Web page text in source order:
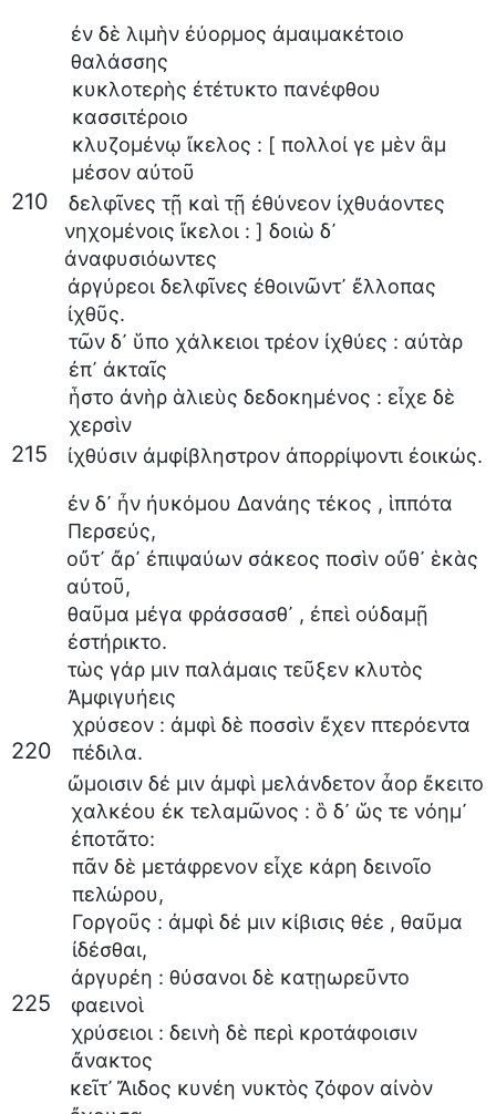
ἐν δὲ λιμὴν ἐύορμος ἀμαιμακέτοιο
θαλάσσης
κυκλοτερὴς ἐτέτυκτο πανέφθου
κασσιτέροιο
κλυζομένῳ ἴκελος : [ πολλοί γε μὲν ἂμ
μέσον αὐτοῦ
210 δελφῖνες τῇ καὶ τῇ ἐθύνεον ἰχθυάοντες
νηχομένοις ἴκελοι : ] δοιὼ δ᾽
ἀναφυσιόωντες
ἀργύρεοι δελφῖνες ἐθοινῶντ᾽ ἔλλοπας
ἰχθῦς.
τῶν δ᾽ ὕπο χάλκειοι τρέον ἰχθύες : αὐτὰρ
ἐπ᾽ ἀκταῖς
ἧστο ἀνὴρ ἁλιεὺς δεδοκημένος : εἶχε δὲ
χερσὶν
215 ἰχθύσιν ἀμφίβληστρον ἀπορρίψοντι ἐοικώς.
ἐν δ᾽ ἦν ἠυκόμου Δανάης τέκος , ἱππότα
Περσεύς,
οὔτ᾽ ἄρ᾽ ἐπιψαύων σάκεος ποσὶν οὔθ᾽ ἑκὰς
αὐτοῦ,
θαῦμα μέγα φράσσασθ᾽ , ἐπεὶ οὐδαμῇ
ἐστήρικτο.
τὼς γάρ μιν παλάμαις τεῦξεν κλυτὸς
Ἀμφιγυήεις
220
χρύσεον : ἀμφὶ δὲ ποσσὶν ἔχεν πτερόεντα
πέδιλα.
ὤμοισιν δέ μιν ἀμφὶ μελάνδετον ἆορ ἔκειτο
χαλκέου ἐκ τελαμῶνος : ὃ δ᾽ ὥς τε νόημ᾽
ἐποτᾶτο:
πᾶν δὲ μετάφρενον εἶχε κάρη δεινοῖο
πελώρου,
Γοργοῦς : ἀμφὶ δέ μιν κίβισις θέε , θαῦμα
ἰδέσθαι,
225
ἀργυρέη : θύσανοι δὲ κατῃωρεῦντο
φαεινοὶ
χρύσειοι : δεινὴ δὲ περὶ κροτάφοισιν
ἄνακτος
κεῖτ᾽ Ἄιδος κυνέη νυκτὸς ζόφον αἰνὸν